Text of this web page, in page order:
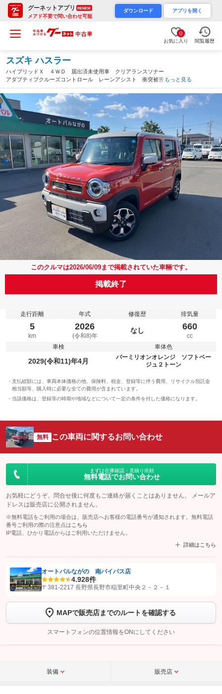
グーネットアプリ RENEW
メアド不要で問い合わせ可能
ダウンロード アプリを開く
0
お気に入り 閲覧履歴
スズキ ハスラー
ハイブリッドＸ ４ＷＤ 届出済未使用車 クリアランスソナー
アダプティブクルーズコントロール レーンアシスト 衝突被害軽
減システム オートハイビーム ＬＥＤヘッドランプ スマートキ
ー アイドリングストップ 運転席／助手席シートヒーター（長
野県）
もっと見る
このクルマは2026/06/09まで掲載されていた車輛です。
掲載終了
走行距離
5
km
年式
2026
(令和8)年
修復歴
なし
排気量
660
cc
車検
2029(令和11)年4月
車体色
バーミリオンオレンジ ソフトベー
ジュ２トーン
支払総額には、車両本体価格の他、保険料、税金、登録等に伴う費用、リサイクル預託金
相当額等、購入時に必要な全ての費用が含まれています。
当該価格は、登録等の時期や地域などについて一定の条件を付した価格になります。
無料 この車両に関するお問い合わせ
まずは在庫確認・見積り依頼
無料電話でお問い合わせ
お気軽にどうぞ。問合せ後に何度もご連絡が届くことはありません。 メールア
ドレスは販売店に公開されません。
※無料電話をご利用の場合は、販売店へお客様の電話番号が通知されます。無料電話
番号ご利用の際の注意点は こちら
IP電話、ひかり電話からはご利用いただけません。
詳細はこちら
【STEP1】認証画面でグーネットを友だち追加してから「許可する」ボタンを押
トーク画面で
ボタンをタップして問い合わせを
完了してください。
こちら
オートパルながの 南バイパス店
4.928件
〒381-2217 長野県長野市稲里町中央２－２－１
MAPで販売店までのルートを確認する
スマートフォンの位置情報をONにしてください
装備 販売店